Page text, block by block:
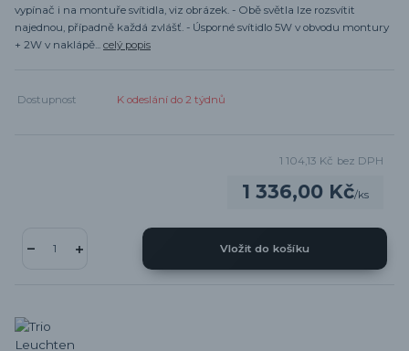
vypínač i na montuře svítidla, viz obrázek. - Obě světla lze rozsvítit
najednou, případně každá zvlášť. - Úsporné svítidlo 5W v obvodu montury
+ 2W v naklápě... celý popis
Dostupnost K odeslání do 2 týdnů
1 336,00 Kč/ks
1 104,13 Kč bez DPH
Vložit do košíku